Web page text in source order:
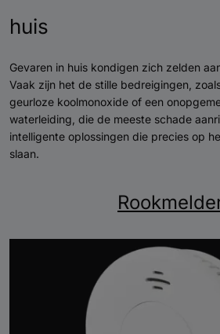
huis
Gevaren in huis kondigen zich zelden
Vaak zijn het de stille bedreigingen,
geurloze koolmonoxide of een
waterleiding, die de meeste schade
intelligente oplossingen die precies op
slaan.